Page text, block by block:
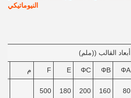
النيوماتيكي
أبعاد القالب ((ملم)
ΦA
ΦB
ΦC
E
F م
80
160
200
180
500